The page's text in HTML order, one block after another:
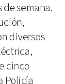
semana.
diversos
cinco
Policía